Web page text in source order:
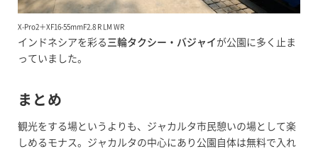
X-Pro2＋XF16-55mmF2.8 R LM WR
インドネシアを彩る 三輪タクシー・バジャイ が公園に多く止ま
っていました。
まとめ
観光をする場というよりも、ジャカルタ市民憩いの場として楽
しめるモナス。ジャカルタの中心にあり公園自体は無料で入れ